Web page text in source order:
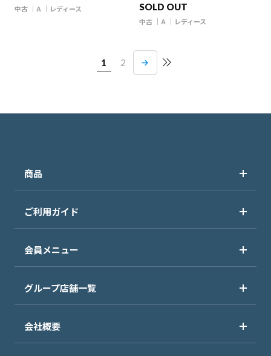
中古 A レディース SOLD OUT
中古 A レディース
1 2
商品
ご利用ガイド
会員メニュー
グループ店舗一覧
会社概要